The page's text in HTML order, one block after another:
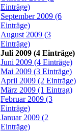
Einträge)
September 2009 (6
Einträge)
August 2009 (3
Einträge)
Juli 2009 (4 Einträge)
Juni 2009 (4 Einträge)
Mai 2009 (3 Einträge)
April 2009 (2 Einträge)
März 2009 (1 Eintrag)
Februar 2009 (3
Einträge)
Januar 2009 (2
Einträge)